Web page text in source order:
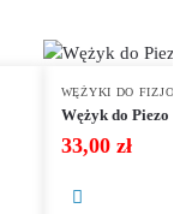
WĘŻYKI DO
Wężyk do Piezo
33,00 zł